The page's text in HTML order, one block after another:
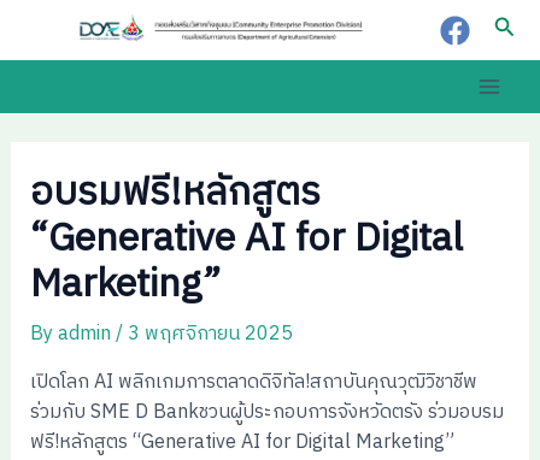
Main
อบรมฟรี!หลักสูตร
“Generative AI for Digital
Marketing”
Byadmin/3 พฤศจิกายน 2025
เปิดโลก AI พลิกเกมการตลาดดิจิทัล!สถาบันคุณวุฒิวิชาชีพ
ร่วมกับ SME D Bankชวนผู้ประกอบการจังหวัดตรัง ร่วมอบรม
ฟรี!หลักสูตร “Generative AI for Digital Marketing”
navigation